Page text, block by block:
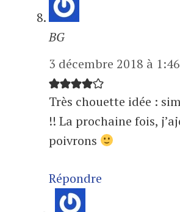
BG
3 décembre 2018 à
Très chouette idée :
!! La prochaine fois,
poivrons
Répondre